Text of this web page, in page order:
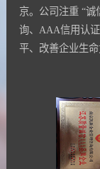
京。公司注重 “
询、AAA信用认
平、改善企业生